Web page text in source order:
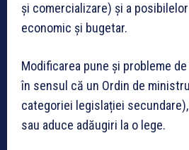
și comercializare) și a
economic și bugetar.
Modificarea pune și probleme
în sensul că un Ordin de
categoriei legislației
sau aduce adăugiri la o lege.